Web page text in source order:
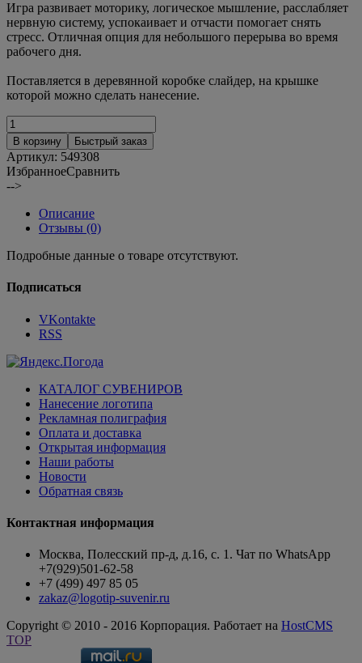
Игра развивает моторику, логическое мышление, расслабляет
нервную систему, успокаивает и отчасти помогает снять
стресс. Отличная опция для небольшого перерыва во время
рабочего дня.
Поставляется в деревянной коробке слайдер, на крышке
которой можно сделать нанесение.
В корзину Быстрый заказ
Артикул: 549308
ИзбранноеСравнить
-->
Описание
Отзывы (0)
Подробные данные о товаре отсутствуют.
Подписаться
VKontakte
RSS
КАТАЛОГ СУВЕНИРОВ
Нанесение логотипа
Рекламная полиграфия
Оплата и доставка
Открытая информация
Наши работы
Новости
Обратная связь
Контактная информация
Москва, Полесский пр-д, д.16, с. 1. Чат по WhatsApp
+7(929)501-62-58
+7 (499) 497 85 05
zakaz@logotip-suvenir.ru
Copyright © 2010 - 2016 Корпорация. Работает на HostCMS
TOP